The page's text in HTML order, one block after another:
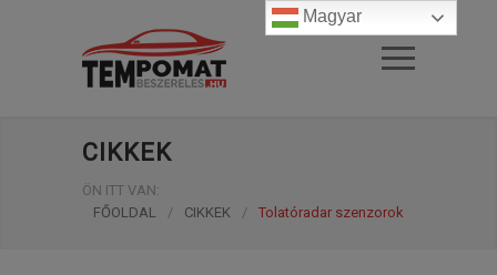
CIKKEK
ÖN ITT VAN:
FŐOLDAL
/ CIKKEK / Tolatóradar szenzorok
Magyar